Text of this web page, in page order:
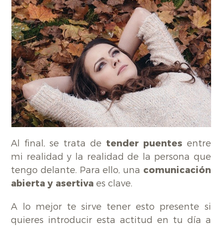
Al final, se trata de tender puentesentre
mi realidad y la realidad de la persona que
tengo delante. Para ello, una comunicación
abierta y asertiva es clave.
A lo mejor te sirve tener esto presente si
quieres introducir esta actitud en tu día a